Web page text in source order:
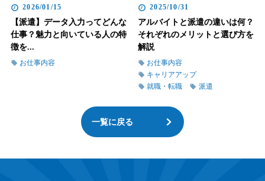
2026/01/15
【派遣】データ入力ってどんな
仕事？魅力と向いている人の特
徴を...
お仕事内容
2025/10/31
アルバイトと派遣の違いは何？
それぞれのメリットと選び方を
解説
お仕事内容
キャリアアップ
就職・転職
派遣
一覧に戻る